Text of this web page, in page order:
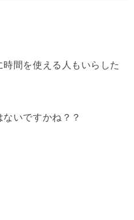
間を使える人もいらした
いですかね？？